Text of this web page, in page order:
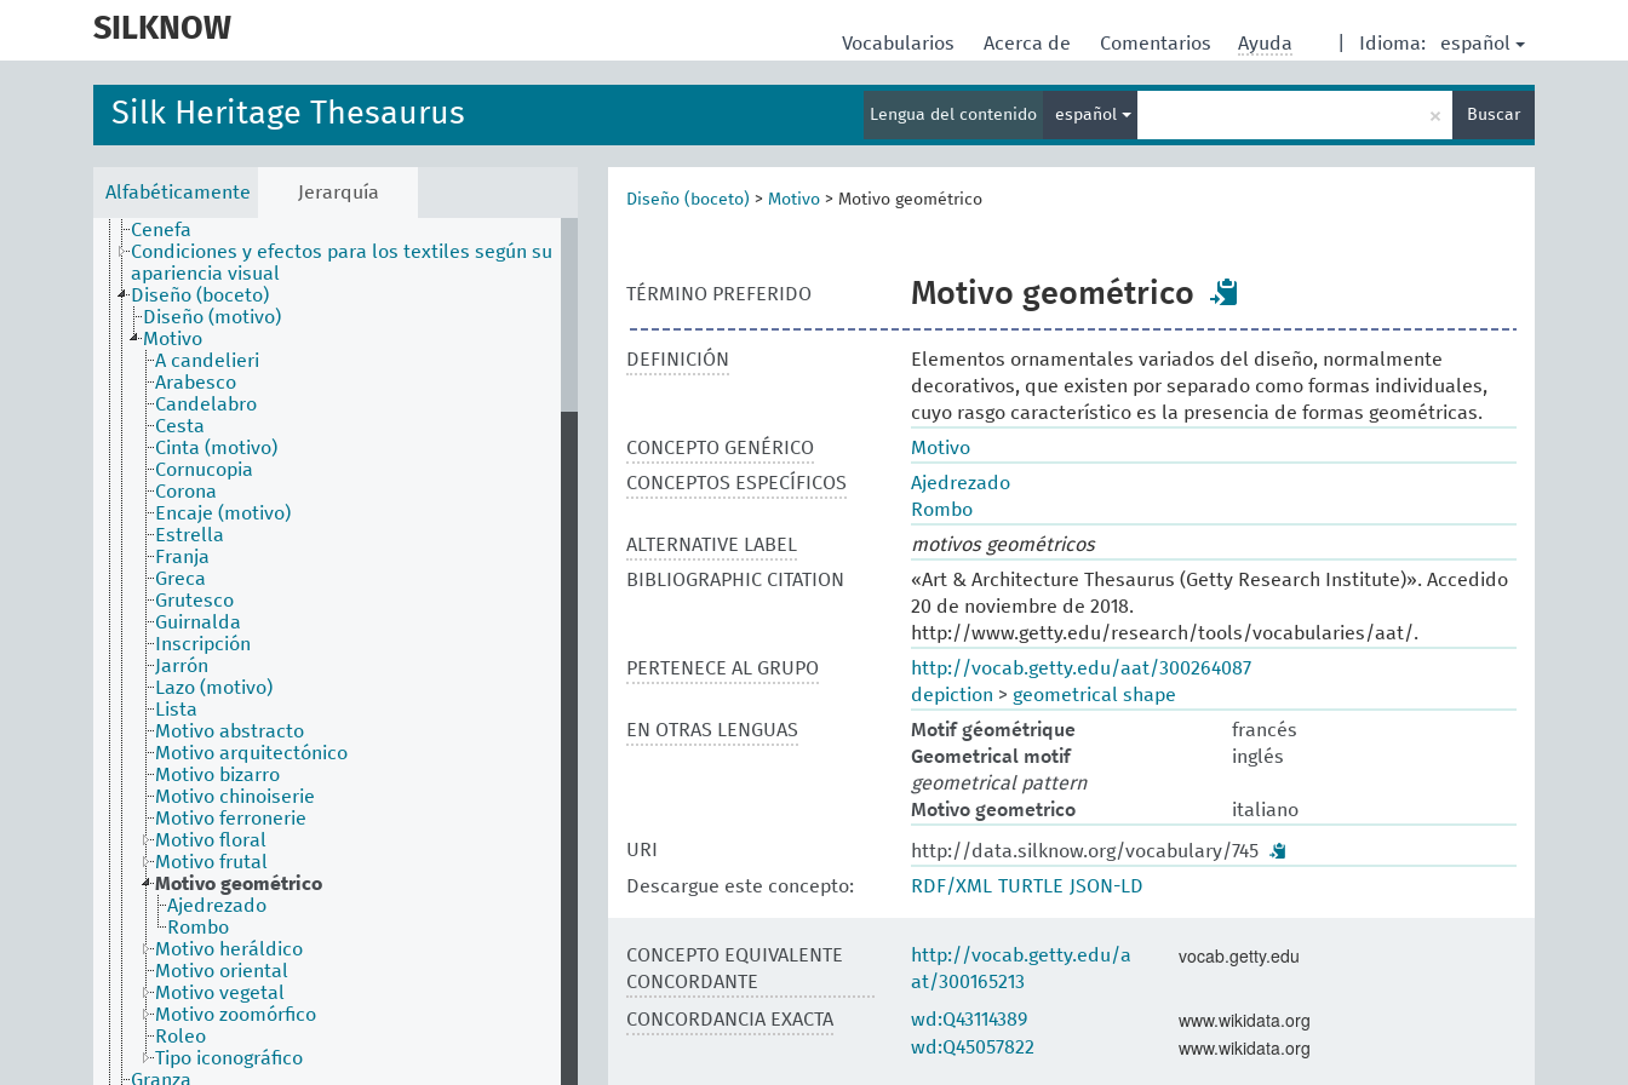
SILKNOW Idioma: español
Vocabularios Acerca de Comentarios Ayuda
Silk Heritage Thesaurus Lengua del contenido español
term
× Buscar
Alfabéticamente Jerarquía
faceta atributos físicos
Aceituní (color)
Atributos según las modificaciones de los
textiles
Aurora (color)
Azul de Sajonia
Cenefa
Condiciones y efectos para los textiles según su
apariencia visual
Diseño (boceto)
Diseño (motivo)
Motivo
A candelieri
Arabesco
Candelabro
Cesta
Cinta (motivo)
Cornucopia
Corona
Encaje (motivo)
Estrella
Franja
Greca
Grutesco
Guirnalda
Inscripción
Jarrón
Lazo (motivo)
Lista
Motivo abstracto
Motivo arquitectónico
Motivo bizarro
Motivo chinoiserie
Motivo ferronerie
Motivo floral
Motivo frutal
Motivo geométrico
Ajedrezado
Rombo
Motivo heráldico
Motivo oriental
Motivo vegetal
Motivo zoomórfico
Roleo
Tipo iconográfico
Granza
Diseño (boceto) > Motivo > Motivo geométrico
TÉRMINO PREFERIDO Motivo geométrico
DEFINICIÓN
Elementos ornamentales variados del diseño, normalmente
decorativos, que existen por separado como formas individuales,
cuyo rasgo característico es la presencia de formas geométricas.
CONCEPTO GENÉRICO
Motivo
CONCEPTOS ESPECÍFICOS
Ajedrezado
Rombo
ALTERNATIVE LABEL
motivos geométricos
BIBLIOGRAPHIC CITATION
«Art & Architecture Thesaurus (Getty Research Institute)». Accedido
20 de noviembre de 2018.
http://www.getty.edu/research/tools/vocabularies/aat/.
PERTENECE AL GRUPO
http://vocab.getty.edu/aat/300264087
depiction > geometrical shape
EN OTRAS LENGUAS
Motif géométrique
francés
Geometrical motif
inglés
geometrical pattern
Motivo geometrico
italiano
URI
http://data.silknow.org/vocabulary/745
Descargue este concepto:
RDF/XML TURTLE JSON-LD
CONCEPTO EQUIVALENTE
CONCORDANTE
http://vocab.getty.edu/a
at/300165213
vocab.getty.edu
CONCORDANCIA EXACTA wd:Q43114389 www.wikidata.org
wd:Q45057822 www.wikidata.org